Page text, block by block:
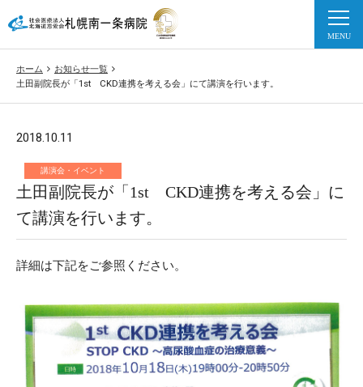
ホーム
お知らせ一覧
土田副院長が「1st CKD連携を考える会」にて講演を行います。
2018.10.11
講演会・イベント
土田副院長が「1st CKD連携を考える会」に
て講演を行います。
詳細は下記をご参照ください。